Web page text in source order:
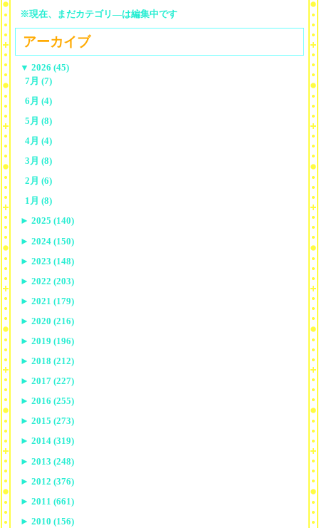
※現在、まだカテゴリ—は編集中です
アーカイブ
▼ 2026 (45)
7月 (7)
6月 (4)
5月 (8)
4月 (4)
3月 (8)
2月 (6)
1月 (8)
► 2025 (140)
► 2024 (150)
► 2023 (148)
► 2022 (203)
► 2021 (179)
► 2020 (216)
► 2019 (196)
► 2018 (212)
► 2017 (227)
► 2016 (255)
► 2015 (273)
► 2014 (319)
► 2013 (248)
► 2012 (376)
► 2011 (661)
► 2010 (156)